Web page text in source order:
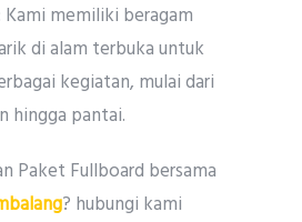
: Kami memiliki beragam
di alam terbuka untuk
kegiatan, mulai dari
hingga pantai.
Paket Fullboard bersama
? hubungi kami